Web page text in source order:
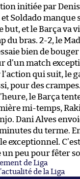
initiée par
Soldado manque
but, et le Barça va
du bras. 2-2, le
bien de
d’un match
qui suit, le
pour des
le Barça
mi-temps,
Dani Alves
du terme.
exceptionnel.
peu pour fêter
de Liga
de la Liga